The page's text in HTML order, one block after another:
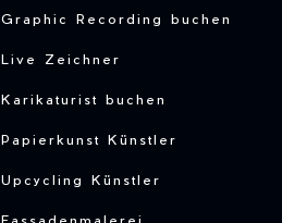
Graphic Recording buchen
Live Zeichner
Karikaturist buchen
Papierkunst Künstler
Upcycling Künstler
Fassadenmalerei